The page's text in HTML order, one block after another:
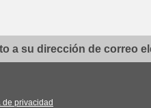
a su dirección de correo
de privacidad